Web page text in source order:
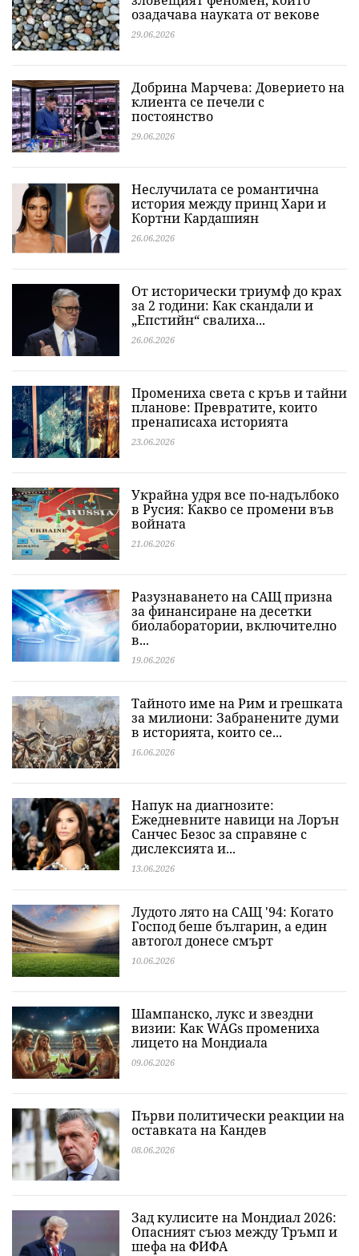
озадачава науката от векове
29.06.2026
Добрина Марчева: Доверието на
клиента се печели с
постоянство
29.06.2026
Неслучилата се романтична
история между принц Хари и
Кортни Кардашиян
26.06.2026
От исторически триумф до крах
за 2 години: Как скандали и
„Епстийн“ свалиха...
26.06.2026
Промениха света с кръв и тайни
планове: Превратите, които
пренаписаха историята
23.06.2026
Украйна удря все по-надълбоко
в Русия: Какво се промени във
войната
21.06.2026
Разузнаването на САЩ призна
за финансиране на десетки
биолаборатории, включително
в...
19.06.2026
Тайното име на Рим и грешката
за милиони: Забранените думи
в историята, които се...
16.06.2026
Напук на диагнозите:
Ежедневните навици на Лорън
Санчес Безос за справяне с
дислексията и...
13.06.2026
Лудото лято на САЩ '94: Когато
Господ беше българин, а един
автогол донесе смърт
10.06.2026
Шампанско, лукс и звездни
визии: Kак WAGs промениха
лицето на Мондиала
09.06.2026
Първи политически реакции на
оставката на Кандев
08.06.2026
Зад кулисите на Мондиал 2026:
Опасният съюз между Тръмп и
шефа на ФИФА